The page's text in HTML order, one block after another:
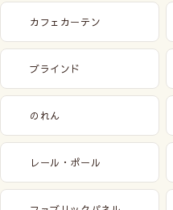
カフェカーテン
ブラインド
のれん
レール・ポール